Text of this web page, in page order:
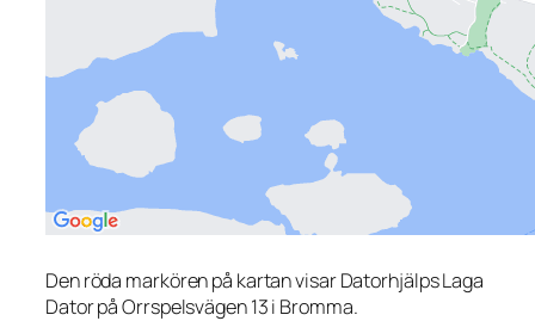
Den röda markören på kartan visar Datorhjälps Laga
Dator på Orrspelsvägen 13 i Bromma.